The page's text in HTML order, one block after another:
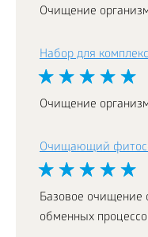
Очищение
Набор для
Очищение
Очищающий
Базовое очищение
обменных